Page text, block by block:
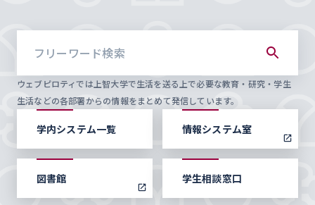
ウェブピロティでは上智大学で生活を送る上で必要な教育・研究・学生
生活などの各部署からの情報をまとめて発信しています。
学内システム一覧 情報システム室
図書館 学生相談窓口